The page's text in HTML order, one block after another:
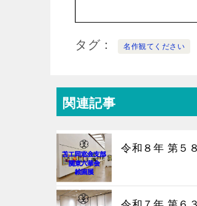
タグ 名作観てください
関連記事
令和８年 第５